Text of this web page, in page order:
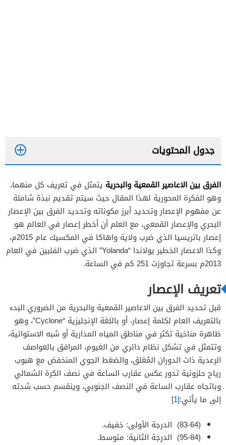
جدول المحتويات
الإعصار القمعي
الإعصار البحري
الفرق بين الاعاصير القمعية والبحرية يتمثل في تعريف كل منهما،
وهو الفكرة المحورية لهذا المقال حيث سيتم تقديم نبذة شاملة
عن مفهوم الإعصار وتحديد أبرز مكوناته وتحديد الفرق بين الإعصار
البحري والإعصار القمعي، مع العلم أن أخطر إعصار في العالم هو
إعصار باتريسيا الذي ضرب ولاية واهاكا في المكسيك عام 2015م،
وكذا الاعصار الخطير يولاندا “Yolanda” الذي ضرب الفلبين في العام
2013م بسرعة تجاوزت 251 كم في الساعة.
تعريف الإعصار
قبل تحديد الفرق بين الاعاصير القمعية والبحرية من الضروري البدء
بالتعريف العام لكلمة إعصار، أو باللغة الإنجليزية “Cyclone”، وهو
ظاهرة مناخية تكثر في مناطق المياه المدارية أو شبه الاستوائية،
وتتمثل في تشكل نظام دائري من الغيوم، المرافق بالعواصف
الرعدية ذات الدوران المُغلق، والضغط الجوي المنخفض مع هبوب
رياح حلزونية تدور عكس عقارب الساعة في نصف الكرة الشمالي
وباتجاه عقارب الساعة في النصف الجنوبي، وينقسم حسب شدته
إلى ما يأتي:[1]
(83-64) الدرجة الأولى: خفيف.
(95-84) الدرجة الثانية: متوسط.